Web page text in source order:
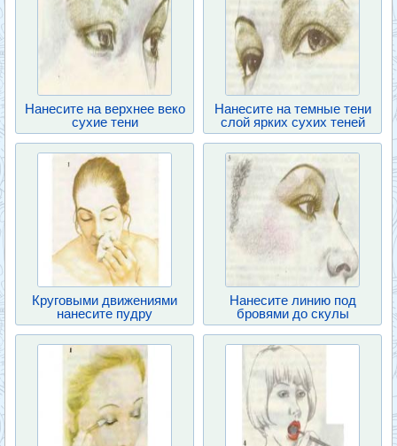
Нанесите на верхнее веко
сухие тени
Нанесите на темные тени
слой ярких сухих теней
Круговыми движениями
нанесите пудру
Нанесите линию под
бровями до скулы